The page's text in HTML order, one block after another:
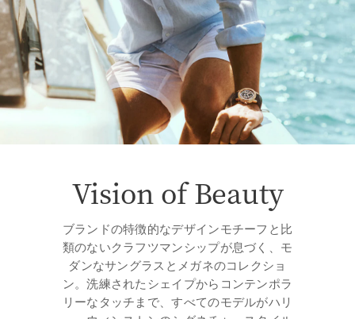
Vision of Beauty
ブランドの特徴的なデザインモチーフと比
類のないクラフツマンシップが息づく、モ
ダンなサングラスとメガネのコレクショ
ン。洗練されたシェイプからコンテンポラ
リーなタッチまで、すべてのモデルがハリ